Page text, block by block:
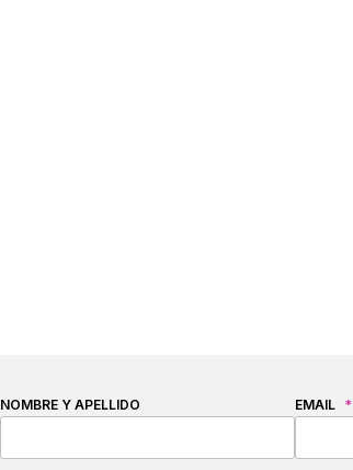
NOMBRE Y APELLIDO EMAIL *